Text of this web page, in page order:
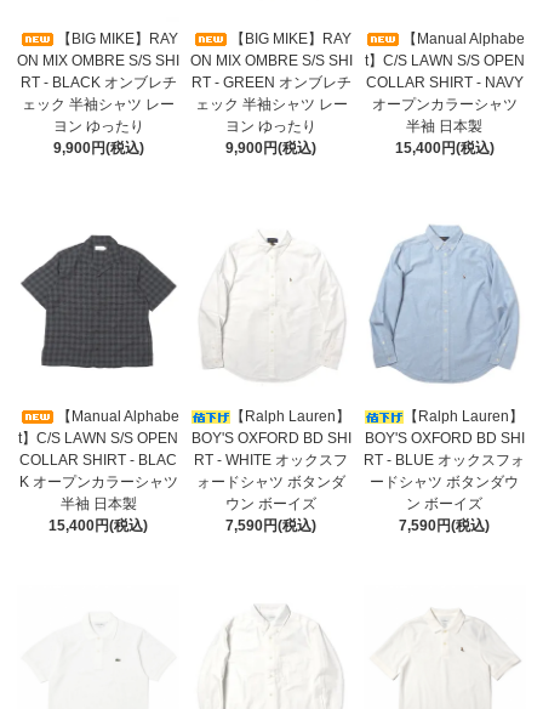
【BIG MIKE】RAY
ON MIX OMBRE S/S SHI
RT - BLACK オンブレチ
ェック 半袖シャツ レー
ヨン ゆったり
9,900円(税込)
【BIG MIKE】RAY
ON MIX OMBRE S/S SHI
RT - GREEN オンブレチ
ェック 半袖シャツ レー
ヨン ゆったり
9,900円(税込)
【Manual Alphabe
t】C/S LAWN S/S OPEN
COLLAR SHIRT - NAVY
オープンカラーシャツ
半袖 日本製
15,400円(税込)
【Manual Alphabe
t】C/S LAWN S/S OPEN
COLLAR SHIRT - BLAC
K オープンカラーシャツ
半袖 日本製
15,400円(税込)
【Ralph Lauren】
BOY'S OXFORD BD SHI
RT - WHITE オックスフ
ォードシャツ ボタンダ
ウン ボーイズ
7,590円(税込)
【Ralph Lauren】
BOY'S OXFORD BD SHI
RT - BLUE オックスフォ
ードシャツ ボタンダウ
ン ボーイズ
7,590円(税込)